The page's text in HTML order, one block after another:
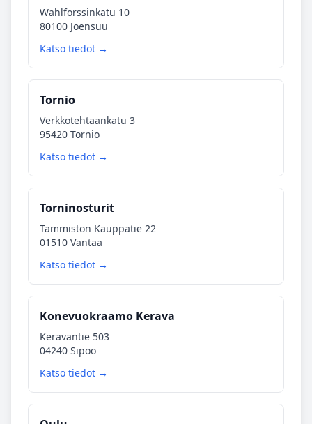
Wahlforssinkatu 10
80100 Joensuu
Katso tiedot →
Tornio
Verkkotehtaankatu 3
95420 Tornio
Katso tiedot →
Torninosturit
Tammiston Kauppatie 22
01510 Vantaa
Katso tiedot →
Konevuokraamo Kerava
Keravantie 503
04240 Sipoo
Katso tiedot →